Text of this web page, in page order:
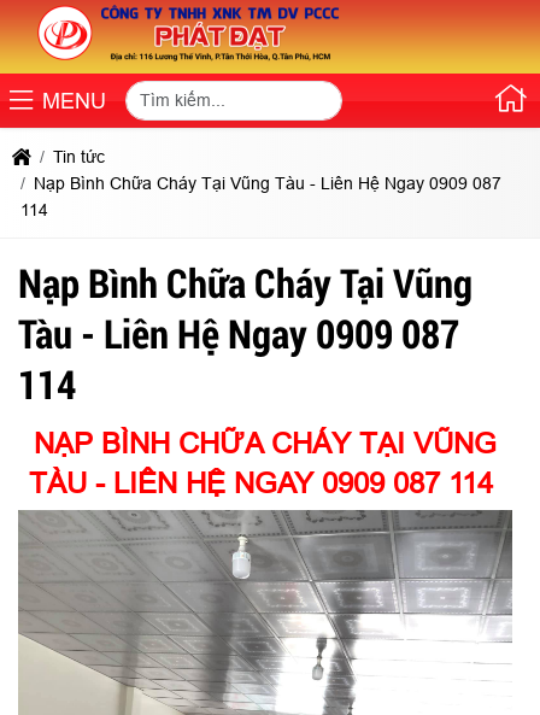
MENU
Tin tức
Nạp Bình Chữa Cháy Tại Vũng Tàu - Liên Hệ Ngay 0909 087
114
Nạp Bình Chữa Cháy Tại Vũng
Tàu - Liên Hệ Ngay 0909 087
114
NẠP BÌNH CHỮA CHÁY TẠI VŨNG
TÀU - LIÊN HỆ NGAY 0909 087 114